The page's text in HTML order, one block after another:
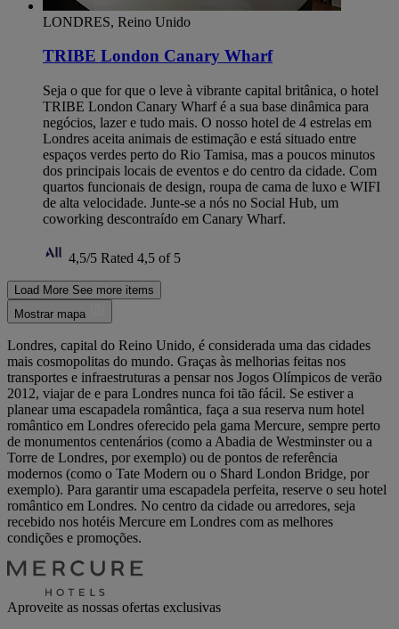
LONDRES, Reino Unido
TRIBE London Canary Wharf
Seja o que for que o leve à vibrante capital britânica, o hotel
TRIBE London Canary Wharf é a sua base dinâmica para
negócios, lazer e tudo mais. O nosso hotel de 4 estrelas em
Londres aceita animais de estimação e está situado entre
espaços verdes perto do Rio Tamisa, mas a poucos minutos
dos principais locais de eventos e do centro da cidade. Com
quartos funcionais de design, roupa de cama de luxo e WIFI
de alta velocidade. Junte-se a nós no Social Hub, um
coworking descontraído em Canary Wharf.
4,5/5 Rated 4,5 of 5
Load More See more items
Mostrar mapa
Londres, capital do Reino Unido, é considerada uma das cidades
mais cosmopolitas do mundo. Graças às melhorias feitas nos
transportes e infraestruturas a pensar nos Jogos Olímpicos de verão
2012, viajar de e para Londres nunca foi tão fácil. Se estiver a
planear uma escapadela romântica, faça a sua reserva num hotel
romântico em Londres oferecido pela gama Mercure, sempre perto
de monumentos centenários (como a Abadia de Westminster ou a
Torre de Londres, por exemplo) ou de pontos de referência
modernos (como o Tate Modern ou o Shard London Bridge, por
exemplo). Para garantir uma escapadela perfeita, reserve o seu hotel
romântico em Londres. No centro da cidade ou arredores, seja
recebido nos hotéis Mercure em Londres com as melhores
condições e promoções.
Aproveite as nossas ofertas exclusivas